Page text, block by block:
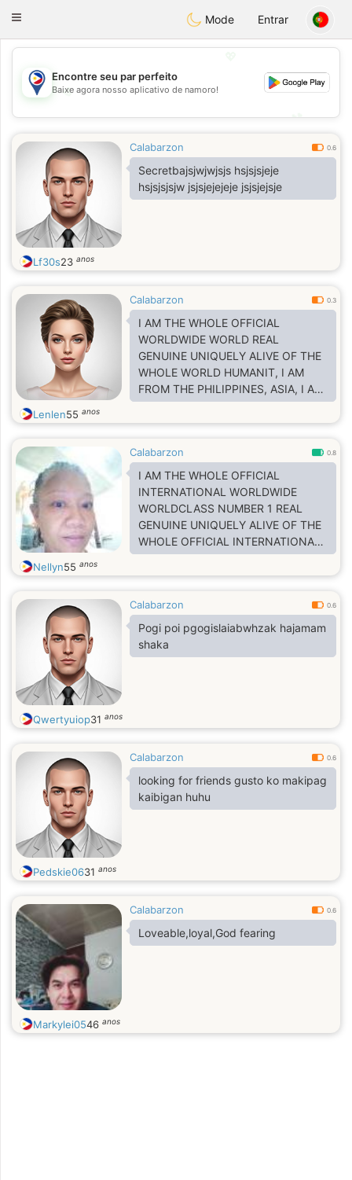
PhilippinesChat
Toggle
Mode Entrar
💖
💕
Encontre seu par perfeito
Baixe agora nosso aplicativo de namoro!
Calabarzon 0.6
Secretbajsjwjwjsjs hsjsjsjeje
hsjsjsjsjw jsjsjejejeje jsjsjejsje
Lf30s23 anos
Calabarzon 0.3
I AM THE WHOLE OFFICIAL
WORLDWIDE WORLD REAL
GENUINE UNIQUELY ALIVE OF THE
WHOLE WORLD HUMANIT, I AM
FROM THE PHILIPPINES, ASIA, I AM
DIVORCED IN SWITZERLAND,
EUROPE SO I AM REALLY
SERIOUS AND FOREVER
RELATIONSHIP SO SEE YOU AS
SOON AS POSSIBLE ON FACEBOOK
PROFILE ACCOUNT LENLEN
CORTES AND ROSALINDA CORTES
OF HAVING A VERY CLOSE UP
PICTURE, MY IG IS
Lenlen55 anos
Calabarzon 0.8
I AM THE WHOLE OFFICIAL
INTERNATIONAL WORLDWIDE
WORLDCLASS NUMBER 1 REAL
GENUINE UNIQUELY ALIVE OF THE
WHOLE OFFICIAL INTERNATIONAL
WORLDWIDE WORLD HUMANITY
FROM THE PHILIPPINES
Nellyn55 anos
Calabarzon 0.6
Pogi poi pgogislaiabwhzak hajamam
shaka
Qwertyuiop31 anos
Calabarzon 0.6
looking for friends gusto ko makipag
kaibigan huhu
Pedskie0631 anos
Calabarzon 0.6
Loveable,loyal,God fearing
Markylei0546 anos